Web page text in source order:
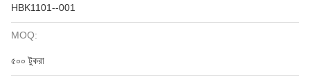
HBK1101--001
MOQ:
৫০০ টুকরা